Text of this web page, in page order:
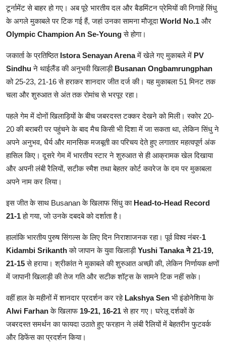
टूर्नामेंट से बाहर हो गए। अब पूरे भारतीय दल और बैडमिंटन प्रेमियों की निगाहें सिंधु
के अगले मुकाबले पर टिक गई हैं, जहां उनका सामना मौजूदाWorld No.1 और
Olympic Champion An Se-Youngसे होगा।
जकार्ता के प्रतिष्ठित Istora Senayan Arenaमें खेले गए मुकाबले में PV
Sindhuने थाईलैंड की अनुभवी खिलाड़ी Busanan Ongbamrungphan
को 25-23, 21-16 से हराकर शानदार जीत दर्ज की। यह मुकाबला 51 मिनट तक
चला और शुरुआत से अंत तक रोमांच से भरपूर रहा।
पहले गेम में दोनों खिलाड़ियों के बीच जबरदस्त टक्कर देखने को मिली। स्कोर 20-
20 की बराबरी पर पहुंचने के बाद मैच किसी भी दिशा में जा सकता था, लेकिन सिंधु ने
अपने अनुभव, धैर्य और मानसिक मजबूती का परिचय देते हुए लगातार महत्वपूर्ण अंक
हासिल किए। दूसरे गेम में भारतीय स्टार ने शुरुआत से ही आक्रामक खेल दिखाया
और अपनी लंबी रैलियों, सटीक स्मैश तथा बेहतर कोर्ट कवरेज के दम पर मुकाबला
अपने नाम कर लिया।
इस जीत के साथ Busanan के खिलाफ सिंधु का Head-to-Head Record
21-1हो गया, जो उनके दबदबे को दर्शाता है।
हालांकि भारतीय पुरुष सिंगल्स के लिए दिन निराशाजनक रहा। पूर्व विश्व नंबर-1
Kidambi Srikanthको जापान के युवा खिलाड़ीYushi Tanaka ने 21-19,
21-15से हराया। श्रीकांत ने मुकाबले की शुरुआत अच्छी की, लेकिन निर्णायक क्षणों
में जापानी खिलाड़ी की तेज गति और सटीक शॉट्स के सामने टिक नहीं सके।
वहीं हाल के महीनों में शानदार प्रदर्शन कर रहे Lakshya Sen भी इंडोनेशिया के
Alwi Farhanके खिलाफ 19-21, 16-21से हार गए। घरेलू दर्शकों के
जबरदस्त समर्थन का फायदा उठाते हुए फरहान ने लंबी रैलियों में बेहतरीन फुटवर्क
और डिफेंस का प्रदर्शन किया।